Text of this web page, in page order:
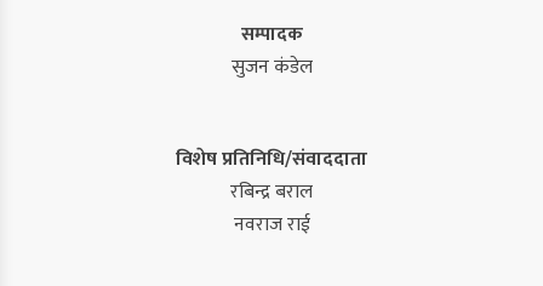
सम्पादक
सुजन कंडेल
विशेष प्रतिनिधि/संवाददाता
रबिन्द्र बराल
नवराज राई